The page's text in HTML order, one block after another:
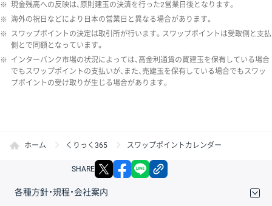
※ 現金残高への反映は、原則建玉の決済を行った2営業日後となります。
※ 海外の祝日などにより日本の営業日と異なる場合があります。
※ スワップポイントの決定は取引所が行います。スワップポイントは受取側と支払
側とで同額となっています。
※ インターバンク市場の状況によっては、高金利通貨の買建玉を保有している場合
でもスワップポイントの支払いが、また、売建玉を保有している場合でもスワッ
プポイントの受け取りが生じる場合があります。
ホーム くりっく365 スワップポイントカレンダー
SHARE X facebook
各種方針・規程・会社案内